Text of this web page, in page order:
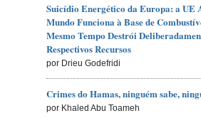
Suicídio Energético da Europa: a UE
Mundo Funciona à Base de
Mesmo Tempo Destrói
Respectivos Recursos
por Drieu Godefridi
Crimes do Hamas, ninguém sabe,
por Khaled Abu Toameh